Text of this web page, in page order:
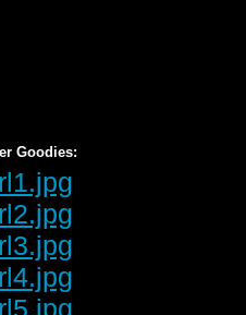
Goodies: